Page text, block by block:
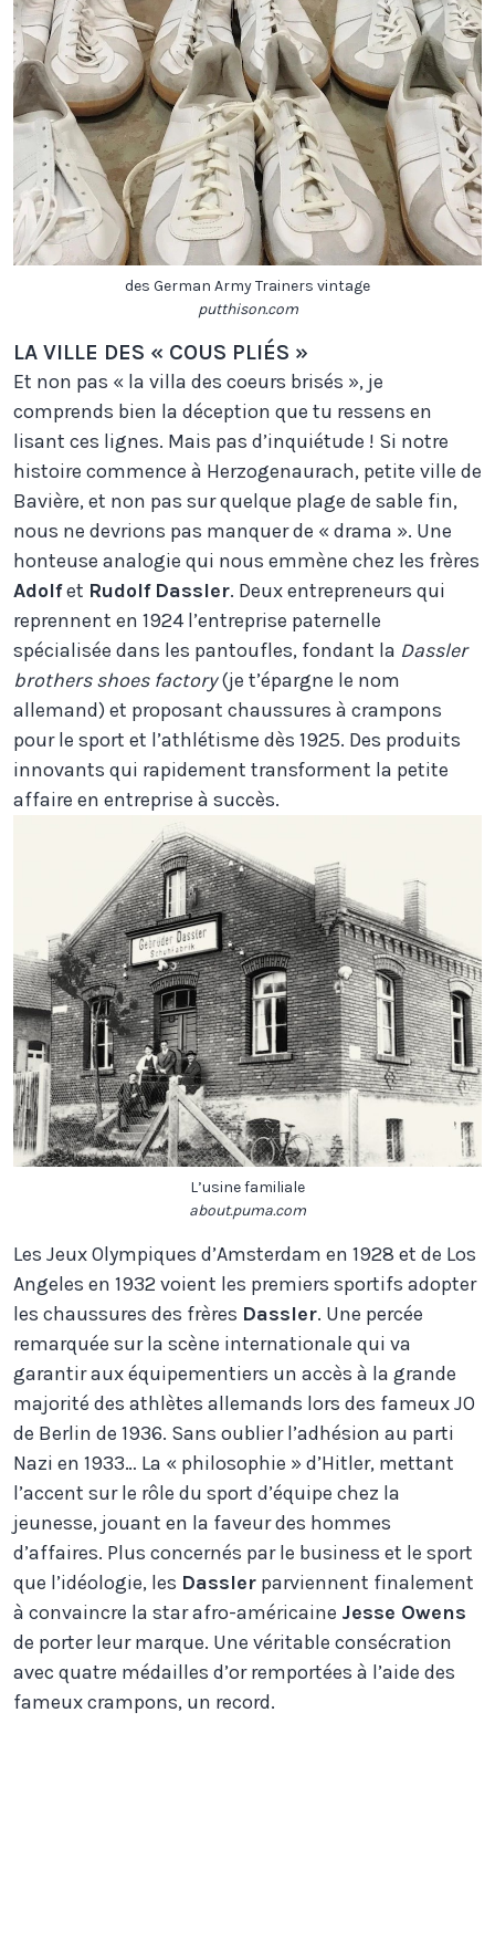
des German Army Trainers vintage
putthison.com
LA VILLE DES « COUS PLIÉS »
Et non pas « la villa des coeurs brisés », je
comprends bien la déception que tu ressens en
lisant ces lignes. Mais pas d’inquiétude ! Si notre
histoire commence à Herzogenaurach, petite ville de
Bavière, et non pas sur quelque plage de sable fin,
nous ne devrions pas manquer de « drama ». Une
honteuse analogie qui nous emmène chez les frères
Adolfet Rudolf Dassler. Deux entrepreneurs qui
reprennent en 1924 l’entreprise paternelle
spécialisée dans les pantoufles, fondant la Dassler
brothers shoes factory(je t’épargne le nom
allemand) et proposant chaussures à crampons
pour le sport et l’athlétisme dès 1925. Des produits
innovants qui rapidement transforment la petite
affaire en entreprise à succès.
L’usine familiale
about.puma.com
Les Jeux Olympiques d’Amsterdam en 1928 et de Los
Angeles en 1932 voient les premiers sportifs adopter
les chaussures des frères Dassler. Une percée
remarquée sur la scène internationale qui va
garantir aux équipementiers un accès à la grande
majorité des athlètes allemands lors des fameux JO
de Berlin de 1936. Sans oublier l’adhésion au parti
Nazi en 1933… La « philosophie » d’Hitler, mettant
l’accent sur le rôle du sport d’équipe chez la
jeunesse, jouant en la faveur des hommes
d’affaires. Plus concernés par le business et le sport
que l’idéologie, les Dassler parviennent finalement
à convaincre la star afro-américaine Jesse Owens
de porter leur marque. Une véritable consécration
avec quatre médailles d’or remportées à l’aide des
fameux crampons, un record.